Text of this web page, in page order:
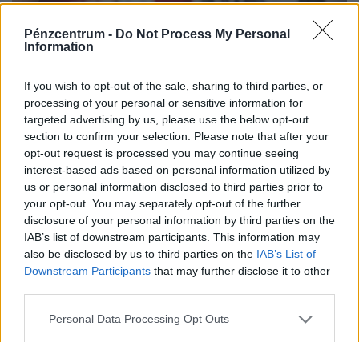
Pénzcentrum - Do Not Process My Personal
Information
If you wish to opt-out of the sale, sharing to third parties, or
processing of your personal or sensitive information for
targeted advertising by us, please use the below opt-out
section to confirm your selection. Please note that after your
opt-out request is processed you may continue seeing
interest-based ads based on personal information utilized by
us or personal information disclosed to third parties prior to
your opt-out. You may separately opt-out of the further
disclosure of your personal information by third parties on the
IAB’s list of downstream participants. This information may
also be disclosed by us to third parties on the IAB’s List of
Downstream Participants that may further disclose it to other
Personal Data Processing Opt Outs
Vásárlás közben is tehetsz egy jó ügyért – ma
kezdődik az Adni Öröm! tanszergyűjtő akció
Az iskolakezdés sokunk számára az új füzetek illatát és a
frissen megtöltött tolltartót idézi fel. Vannak azonban
családok, ahol ez az időszak inkább a számolgatásról...
Ezért a kutyáért ma már egy használt autó